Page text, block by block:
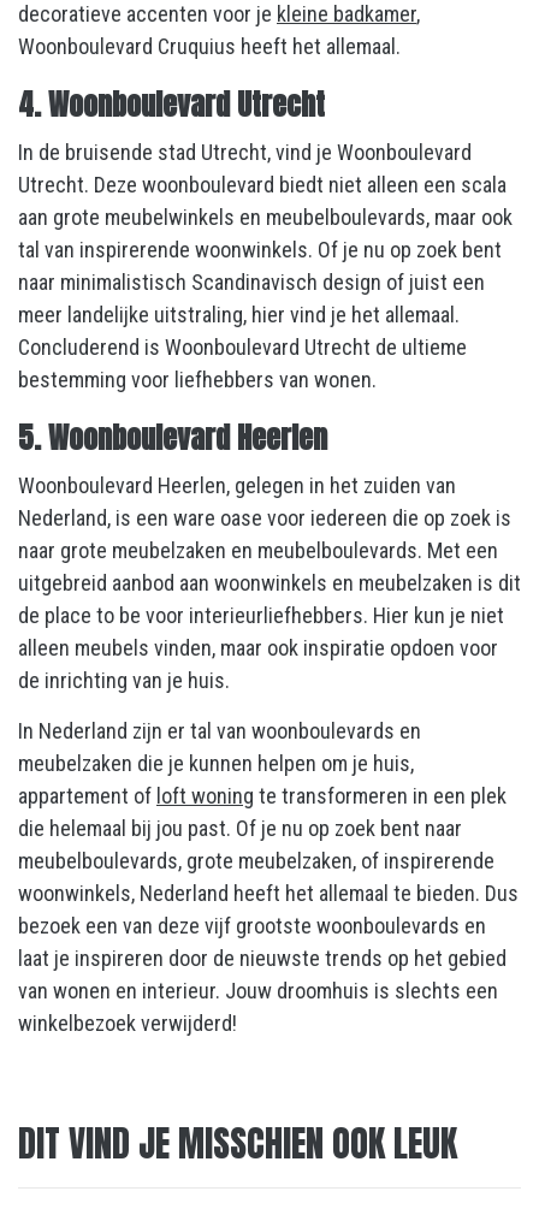
decoratieve accenten voor je kleine badkamer,
Woonboulevard Cruquius heeft het allemaal.
4. Woonboulevard Utrecht
In de bruisende stad Utrecht, vind je Woonboulevard
Utrecht. Deze woonboulevard biedt niet alleen een scala
aan grote meubelwinkels en meubelboulevards, maar ook
tal van inspirerende woonwinkels. Of je nu op zoek bent
naar minimalistisch Scandinavisch design of juist een
meer landelijke uitstraling, hier vind je het allemaal.
Concluderend is Woonboulevard Utrecht de ultieme
bestemming voor liefhebbers van wonen.
5. Woonboulevard Heerlen
Woonboulevard Heerlen, gelegen in het zuiden van
Nederland, is een ware oase voor iedereen die op zoek is
naar grote meubelzaken en meubelboulevards. Met een
uitgebreid aanbod aan woonwinkels en meubelzaken is dit
de place to be voor interieurliefhebbers. Hier kun je niet
alleen meubels vinden, maar ook inspiratie opdoen voor
de inrichting van je huis.
In Nederland zijn er tal van woonboulevards en
meubelzaken die je kunnen helpen om je huis,
appartement of loft woning te transformeren in een plek
die helemaal bij jou past. Of je nu op zoek bent naar
meubelboulevards, grote meubelzaken, of inspirerende
woonwinkels, Nederland heeft het allemaal te bieden. Dus
bezoek een van deze vijf grootste woonboulevards en
laat je inspireren door de nieuwste trends op het gebied
van wonen en interieur. Jouw droomhuis is slechts een
winkelbezoek verwijderd!
DIT VIND JE MISSCHIEN OOK LEUK